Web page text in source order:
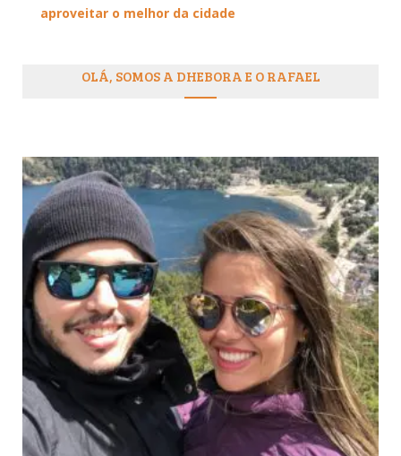
aproveitar o melhor da cidade
OLÁ, SOMOS A DHEBORA E O RAFAEL